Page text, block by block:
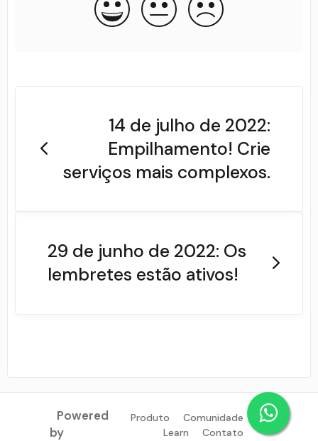
14 de julho de 2022:
Empilhamento! Crie
serviços mais complexos.
29 de junho de 2022: Os
lembretes estão ativos!
Powered
by
Produto
Comunidade
Learn
Contato